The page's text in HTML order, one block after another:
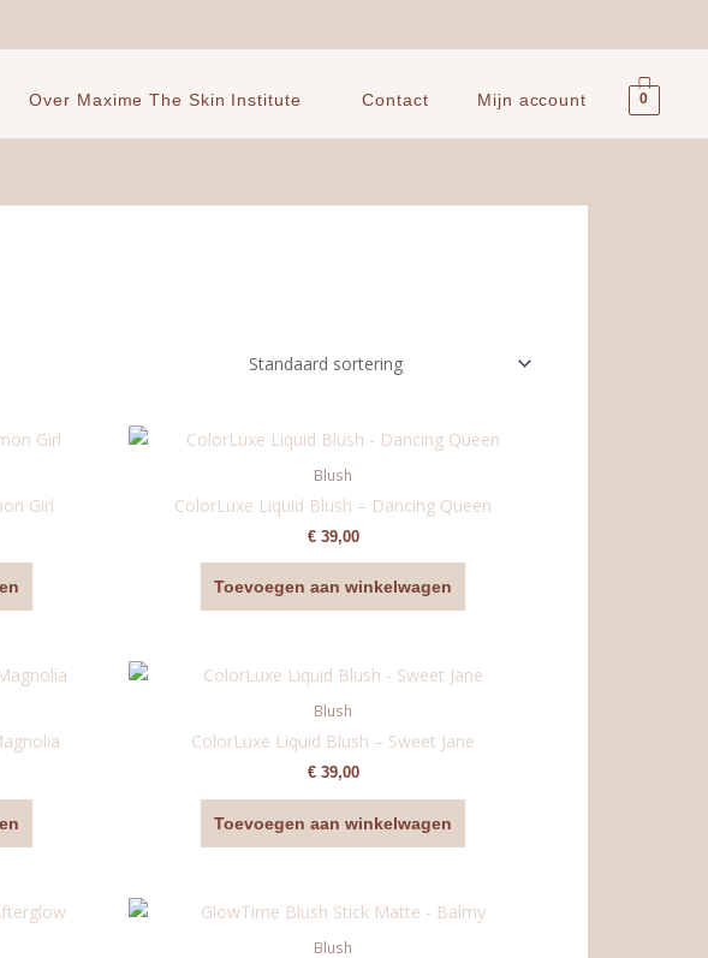
Over Maxime The Skin Institute Contact Mijn account 0
Girl
Blush
ColorLuxe Liquid Blush – Dancing Queen
€39,00
Toevoegen aan winkelwagen
Blush
ColorLuxe Liquid Blush – Sweet Jane
€39,00
Toevoegen aan winkelwagen
Blush